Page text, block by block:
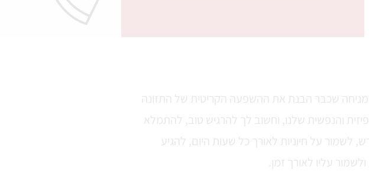
מניחה שכבר הבנת את ההשפעה הקריטית של התזונה
והנפשית שלנו, וחשוב לך להרגיש טוב, להתמלא
לשמור על חיוניות לאורך כל שעות היום, להגיע
עליו לאורך זמן.